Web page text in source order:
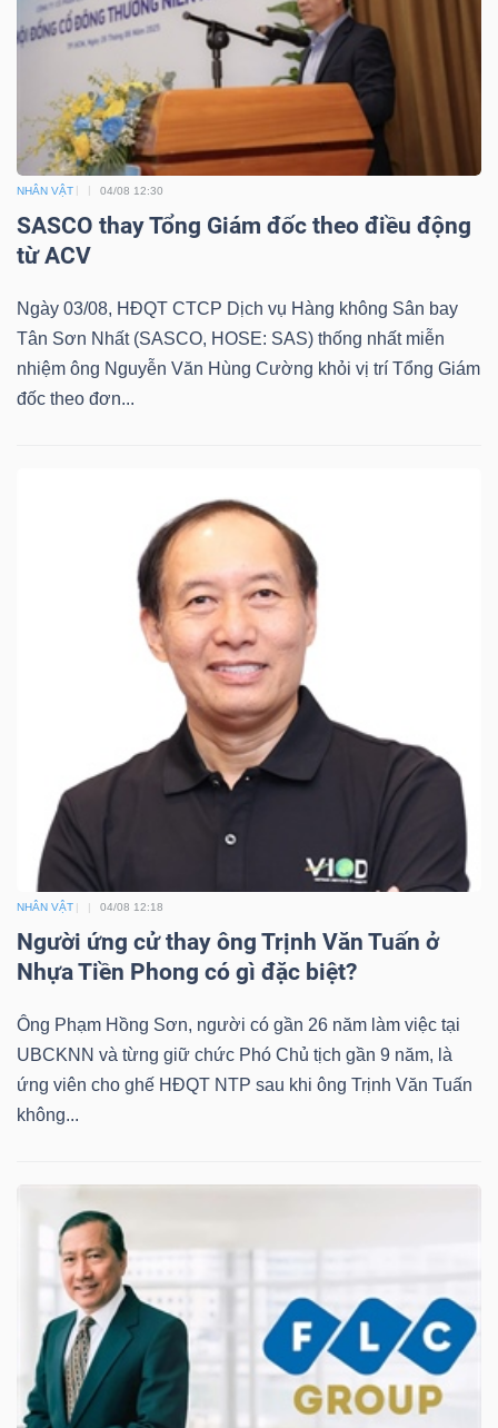
NHÂN VẬT 04/08 12:30
SASCO thay Tổng Giám đốc theo điều động
từ ACV
Ngày 03/08, HĐQT CTCP Dịch vụ Hàng không Sân bay
Tân Sơn Nhất (SASCO, HOSE: SAS) thống nhất miễn
nhiệm ông Nguyễn Văn Hùng Cường khỏi vị trí Tổng Giám
đốc theo đơn...
NHÂN VẬT 04/08 12:18
Người ứng cử thay ông Trịnh Văn Tuấn ở
Nhựa Tiền Phong có gì đặc biệt?
Ông Phạm Hồng Sơn, người có gần 26 năm làm việc tại
UBCKNN và từng giữ chức Phó Chủ tịch gần 9 năm, là
ứng viên cho ghế HĐQT NTP sau khi ông Trịnh Văn Tuấn
không...